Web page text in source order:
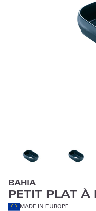
BAHIA
PETIT PLAT À
MADE IN EUROPE